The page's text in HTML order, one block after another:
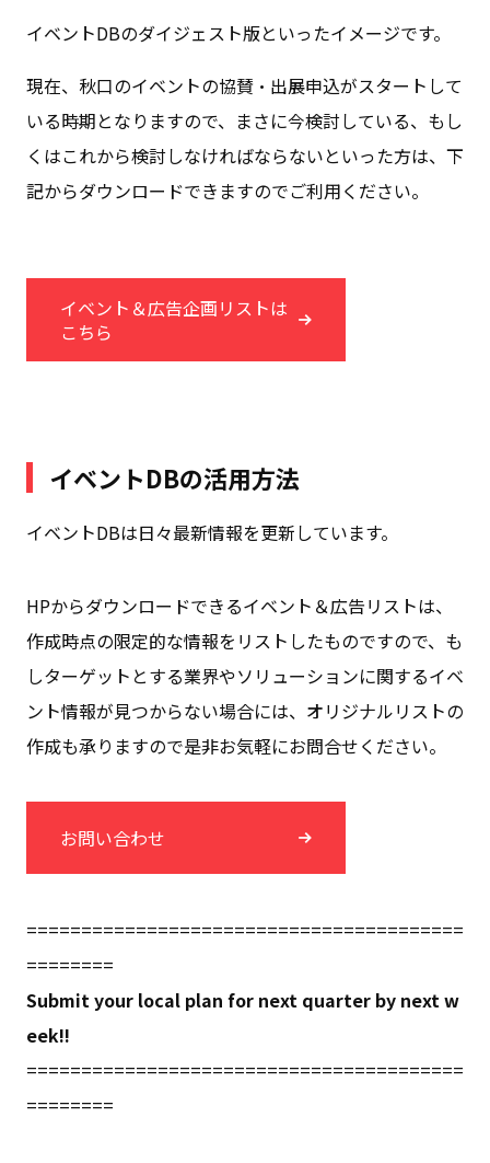
イベントDBのダイジェスト版といったイメージです。
現在、秋口のイベントの協賛・出展申込がスタートして
いる時期となりますので、まさに今検討している、もし
くはこれから検討しなければならないといった方は、下
記からダウンロードできますのでご利用ください。
イベント＆広告企画リストは
こちら
イベントDBの活用方法
イベントDBは日々最新情報を更新しています。
HPからダウンロードできるイベント＆広告リストは、
作成時点の限定的な情報をリストしたものですので、も
しターゲットとする業界やソリューションに関するイベ
ント情報が見つからない場合には、オリジナルリストの
作成も承りますので是非お気軽にお問合せください。
お問い合わせ
========================================
========
Submit your local plan for next quarter by next w
eek!!
========================================
========